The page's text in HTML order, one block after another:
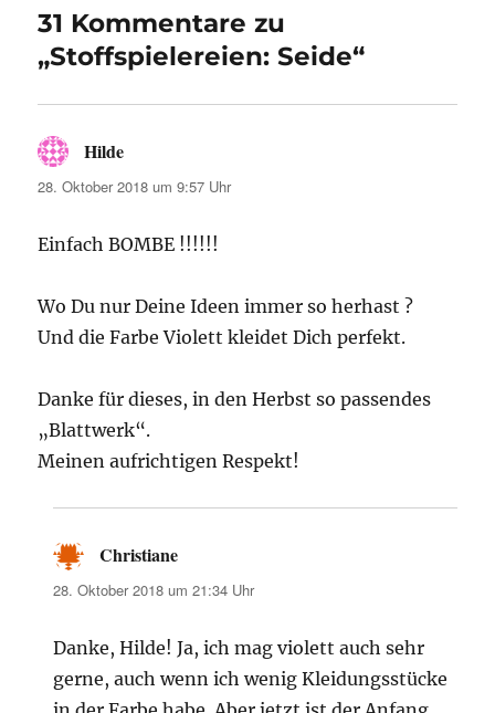
31 Kommentare zu
„Stoffspielereien: Seide“
Hilde
28. Oktober 2018 um 9:57 Uhr
Einfach BOMBE !!!!!!
Wo Du nur Deine Ideen immer so herhast ?
Und die Farbe Violett kleidet Dich perfekt.
Danke für dieses, in den Herbst so passendes
„Blattwerk“.
Meinen aufrichtigen Respekt!
Christiane
28. Oktober 2018 um 21:34 Uhr
Danke, Hilde! Ja, ich mag violett auch sehr
gerne, auch wenn ich wenig Kleidungsstücke